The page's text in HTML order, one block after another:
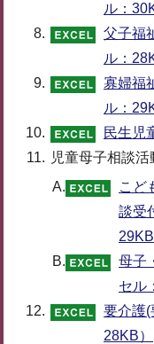
ル：
父子福
ル：
寡婦福
ル：
民生児
児童母子相談活
A.
こど
談受
29KB
B.
母子
セル
要介護(
28KB）